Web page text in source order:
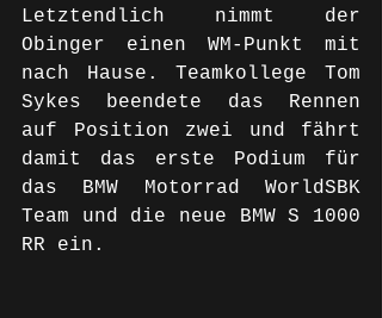
Letztendlich nimmt der
Obinger einen WM-Punkt mit
nach Hause. Teamkollege Tom
Sykes beendete das Rennen
auf Position zwei und fährt
damit das erste Podium für
das BMW Motorrad WorldSBK
Team und die neue BMW S 1000
RR ein.